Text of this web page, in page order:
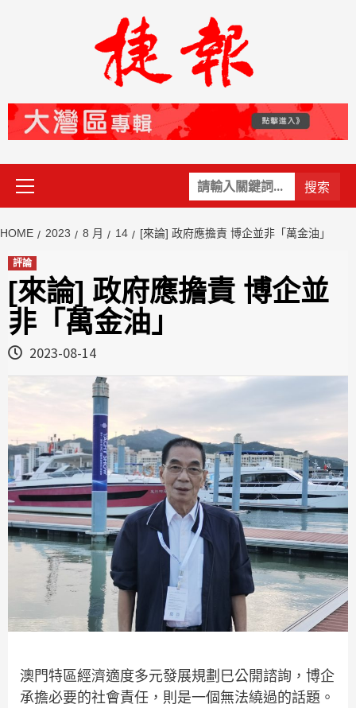
關
鍵
Primary
Menu
HOME 2023 8 月 14 [來論] 政府應擔責 博企並非「萬金油」
評論
[來論] 政府應擔責 博企並
非「萬金油」
2023-08-14
澳門特區經濟適度多元發展規劃巳公開諮詢，博企
承擔必要的社會責任，則是一個無法繞過的話題。